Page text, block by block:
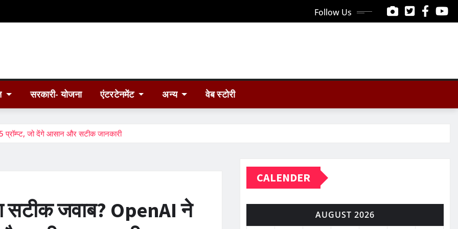
Follow Us
सरकारी- योजना एंटरटेनमेंट अन्य वेब स्टोरी
जो देंगे आसान और सटीक जानकारी
सटीक जवाब? OpenAI ने
CALENDER
AUGUST 2026